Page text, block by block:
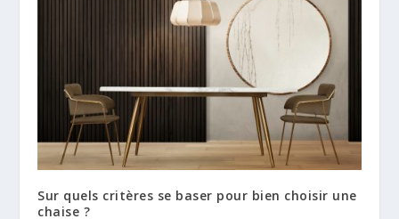
Sur quels critères se baser pour bien choisir une
chaise ?